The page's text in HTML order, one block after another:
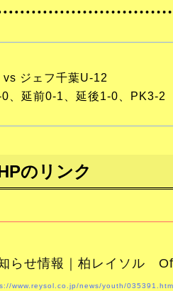
ジェフ千葉U-12
、延前0-1、延後1-0、PK3-2
のリンク
らせ情報｜柏レイソル
www.reysol.co.jp/news/youth/